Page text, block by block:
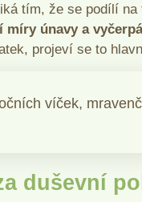
tím, že se podílí
míry únavy a
projeví se to
víček,
duševní